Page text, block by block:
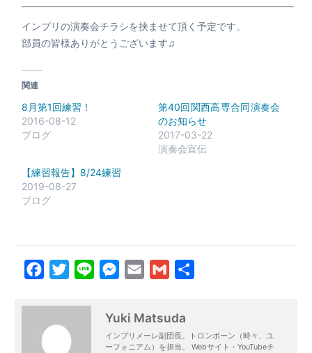
インプリの演奏会チラシを挟ませて頂く予定です。
部員の皆様ありがとうございます♫
関連
8月第1回練習！
2016-08-12
ブログ
第40回関西高専合同演奏会
のお知らせ
2017-03-22
演奏会宣伝
【練習報告】8/24練習
2019-08-27
ブログ
FacebookTwitterLine Messenger
Email Gmail
Yuki Matsuda
インプリメーレ副団長。トロンボーン（時々、ユ
ーフォニアム）を担当。 Webサイト・YouTubeチ